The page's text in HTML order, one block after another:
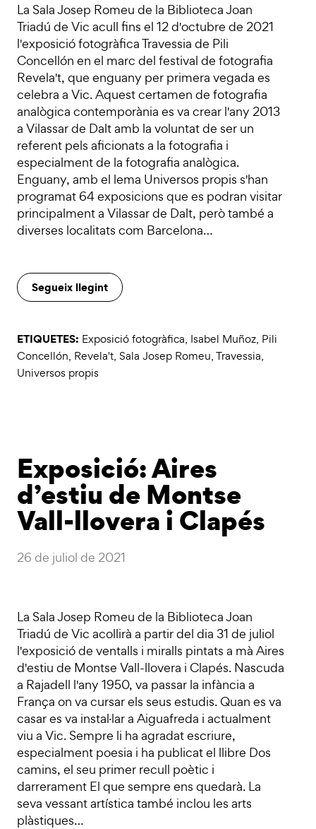
La Sala Josep Romeu de la Biblioteca Joan
Triadú de Vic acull fins el 12 d'octubre de 2021
l'exposició fotogràfica Travessia de Pili
Concellón en el marc del festival de fotografia
Revela't, que enguany per primera vegada es
celebra a Vic. Aquest certamen de fotografia
analògica contemporània es va crear l'any 2013
a Vilassar de Dalt amb la voluntat de ser un
referent pels aficionats a la fotografia i
especialment de la fotografia analògica.
Enguany, amb el lema Universos propis s'han
programat 64 exposicions que es podran visitar
principalment a Vilassar de Dalt, però també a
diverses localitats com Barcelona…
Segueix llegint
ETIQUETES: Exposició fotogràfica, Isabel Muñoz, Pili
Concellón, Revela't, Sala Josep Romeu,Travessia,
Universos propis
Exposició: Aires
d’estiu de Montse
Vall-llovera i Clapés
26 de juliol de 2021
La Sala Josep Romeu de la Biblioteca Joan
Triadú de Vic acollirà a partir del dia 31 de juliol
l'exposició de ventalls i miralls pintats a mà Aires
d'estiu de Montse Vall-llovera i Clapés. Nascuda
a Rajadell l'any 1950, va passar la infància a
França on va cursar els seus estudis. Quan es va
casar es va instal·lar a Aiguafreda i actualment
viu a Vic. Sempre li ha agradat escriure,
especialment poesia i ha publicat el llibre Dos
camins, el seu primer recull poètic i
darrerament El que sempre ens quedarà. La
seva vessant artística també inclou les arts
plàstiques…